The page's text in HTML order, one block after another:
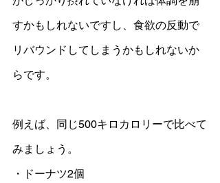
すかもしれないですし、食欲の反動で
リバウンドしてしまうかもしれないか
らです。
例えば、同じ500キロカロリーで比べて
みましょう。
・ドーナツ2個